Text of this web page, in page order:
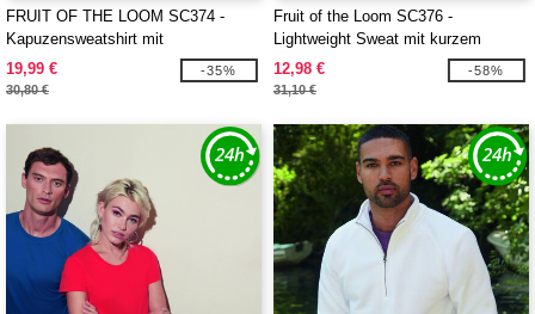
FRUIT OF THE LOOM SC374 -
Kapuzensweatshirt mit
durchgehendem Reißverschluss 280
19,99 €
30,80 €
-35%
Fruit of the Loom SC376 -
Lightweight Sweat mit kurzem
Reißverschluss
12,98 €
31,10 €
-58%